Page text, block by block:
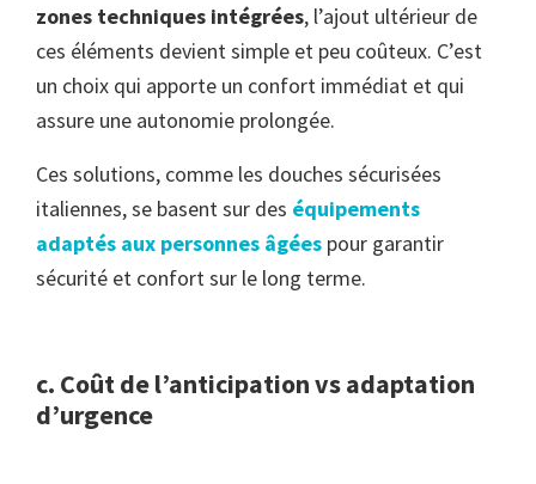
zones techniques intégrées, l’ajout ultérieur de
ces éléments devient simple et peu coûteux. C’est
un choix qui apporte un confort immédiat et qui
assure une autonomie prolongée.
Ces solutions, comme les douches sécurisées
italiennes, se basent sur des équipements
adaptés aux personnes âgées pour garantir
sécurité et confort sur le long terme.
c. Coût de l’anticipation vs adaptation
d’urgence